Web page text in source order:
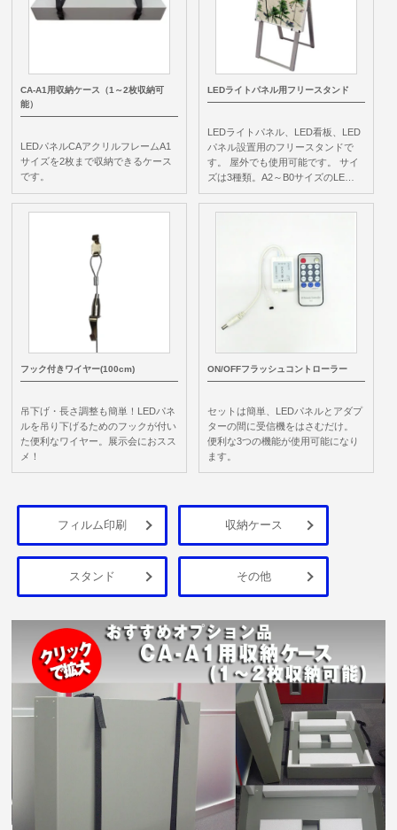
CA-A1用収納ケース（1～2枚収納可
能）
LEDパネルCAアクリルフレームA1
サイズを2枚まで収納できるケース
です。
LEDライトパネル用フリースタンド
LEDライトパネル、LED看板、LED
パネル設置用のフリースタンドで
す。 屋外でも使用可能です。 サイ
ズは3種類。A2～B0サイズのLE…
フック付きワイヤー(100cm)
吊下げ・長さ調整も簡単！LEDパネ
ルを吊り下げるためのフックが付い
た便利なワイヤー。展示会におスス
メ！
ON/OFFフラッシュコントローラー
セットは簡単、LEDパネルとアダプ
ターの間に受信機をはさむだけ。
便利な3つの機能が使用可能になり
ます。
フィルム印刷 収納ケース
スタンド その他